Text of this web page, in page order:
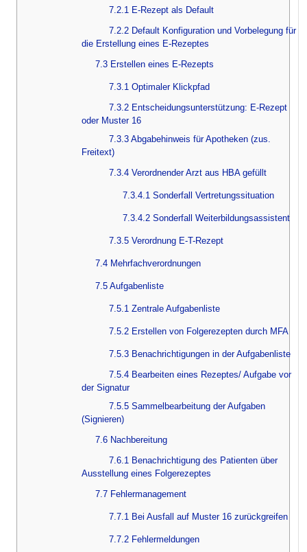
7.2.1 E-Rezept als Default
7.2.2 Default Konfiguration und Vorbelegung für
die Erstellung eines E-Rezeptes
7.3 Erstellen eines E-Rezepts
7.3.1 Optimaler Klickpfad
7.3.2 Entscheidungsunterstützung: E-Rezept
oder Muster 16
7.3.3 Abgabehinweis für Apotheken (zus.
Freitext)
7.3.4 Verordnender Arzt aus HBA gefüllt
7.3.4.1 Sonderfall Vertretungssituation
7.3.4.2 Sonderfall Weiterbildungsassistent
7.3.5 Verordnung E-T-Rezept
7.4 Mehrfachverordnungen
7.5 Aufgabenliste
7.5.1 Zentrale Aufgabenliste
7.5.2 Erstellen von Folgerezepten durch MFA
7.5.3 Benachrichtigungen in der Aufgabenliste
7.5.4 Bearbeiten eines Rezeptes/ Aufgabe vor
der Signatur
7.5.5 Sammelbearbeitung der Aufgaben
(Signieren)
7.6 Nachbereitung
7.6.1 Benachrichtigung des Patienten über
Ausstellung eines Folgerezeptes
7.7 Fehlermanagement
7.7.1 Bei Ausfall auf Muster 16 zurückgreifen
7.7.2 Fehlermeldungen